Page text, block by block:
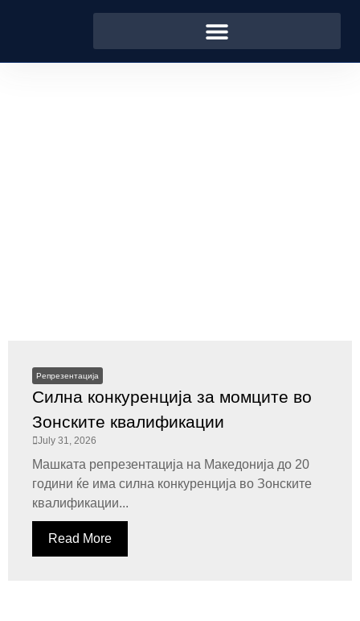
Репрезентација
Силна конкуренција за момците во
Зонските квалификации
July 31, 2026
Машката репрезентација на Македонија до 20
години ќе има силна конкуренција во Зонските
квалификации...
Read More